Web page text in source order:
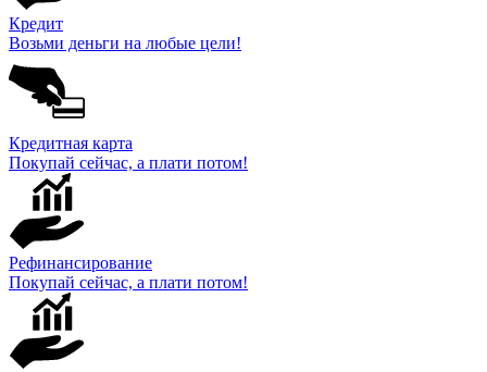
Кредит
Возьми деньги на любые цели!
Кредитная карта
Покупай сейчас, а плати потом!
Рефинансирование
Покупай сейчас, а плати потом!